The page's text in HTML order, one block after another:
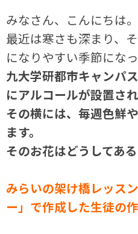
みなさん、こんにちは。
最近は寒さも深まり、
になりやすい季節になっ
九大学研都市キャンパ
にアルコールが設置され
その横には、毎週色鮮
ます。
そのお花はどうしてあ
みらいの架け橋レッス
ー」で作成した生徒の